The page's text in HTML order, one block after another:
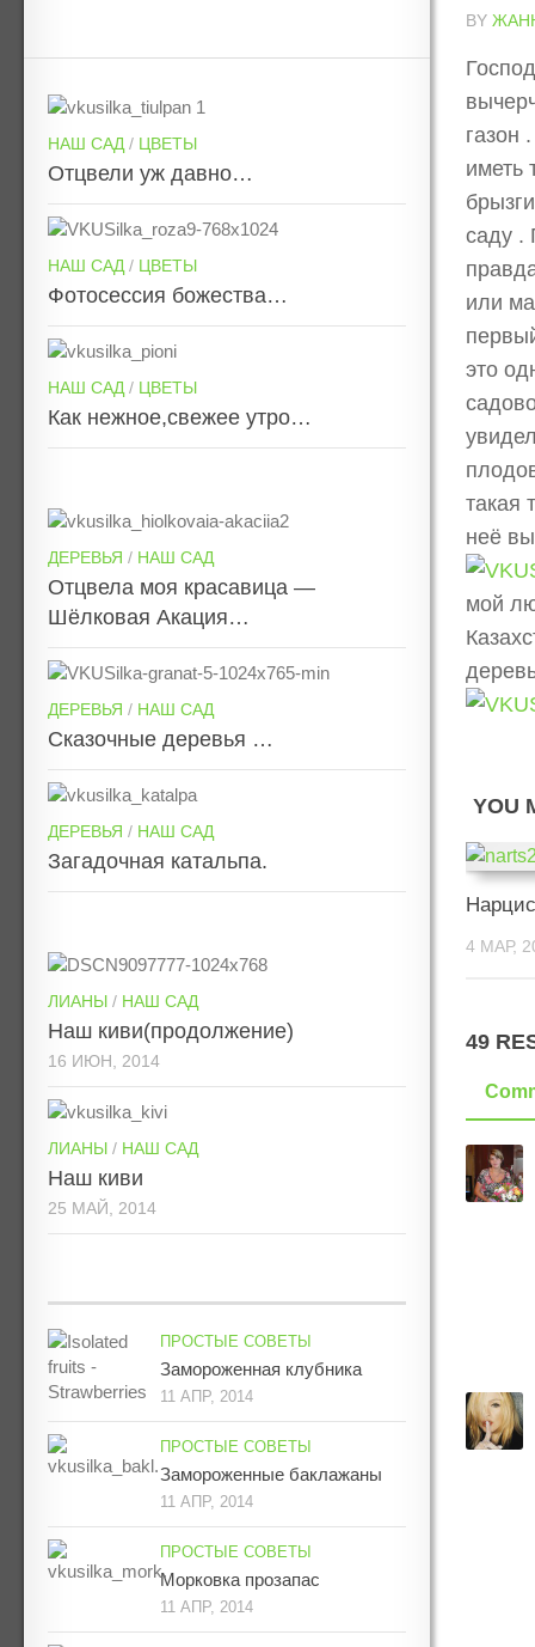
BY
газон .
иметь
саду .
или
это
такая
неё
мой
YOU
4 МАР,
49
НАШ САД / ЦВЕТЫ
Отцвели уж давно…
НАШ САД / ЦВЕТЫ
Фотосессия божества…
НАШ САД / ЦВЕТЫ
Как нежное,свежее утро…
ДЕРЕВЬЯ / НАШ САД
Отцвела моя красавица —
Шёлковая Акация…
ДЕРЕВЬЯ / НАШ САД
Сказочные деревья …
ДЕРЕВЬЯ / НАШ САД
Загадочная катальпа.
ЛИАНЫ / НАШ САД
Наш киви(продолжение)
16 ИЮН, 2014
ЛИАНЫ / НАШ САД
Наш киви
25 МАЙ, 2014
ПРОСТЫЕ СОВЕТЫ
Замороженная клубника
11 АПР, 2014
ПРОСТЫЕ СОВЕТЫ
Замороженные баклажаны
11 АПР, 2014
ПРОСТЫЕ СОВЕТЫ
Морковка прозапас
11 АПР, 2014